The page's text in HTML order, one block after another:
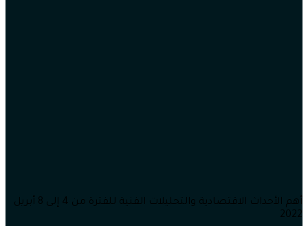
أهم الأحداث الاقتصادية والتحليلات الفنية للفترة من 4 إلى 8 أبريل
2022